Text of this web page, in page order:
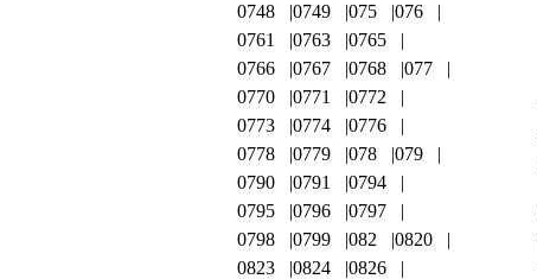
0748
0749 075
076
0761
0763
0765
0766
0767 0768
077
0770
0771
0772
0773
0774
0776
0778
0779 078
079
0790
0791
0794
0795
0796
0797
0798
0799 082
0820
0823
0824
0826